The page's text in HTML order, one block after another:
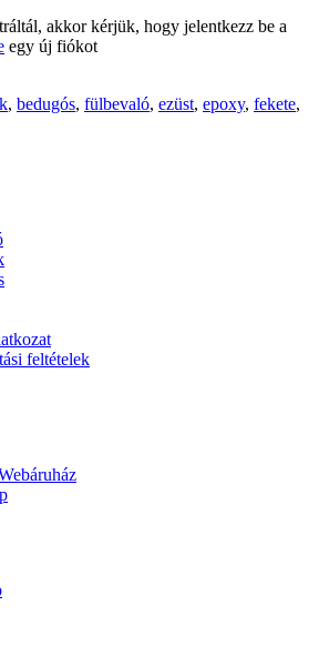
akkor kérjük, hogy jelentkezz be a
egy új fiókot
, bedugós, fülbevaló, ezüst, epoxy, fekete,
feltételek